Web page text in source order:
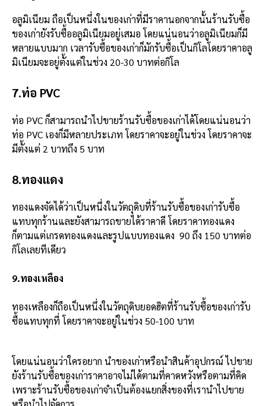
อลูมิเนียม ถือเป็นหนึ่งในของเก่าที่มีราคานอกจากนั้นร้านรับซื้อ
ของเก่ายังรับซื้ออลูมิเนียมอยู่เสมอ โดยแน่นอนว่าอลูมิเนียมก็มี
หลายแบบมาก เวลารับซื้อของเก่าก็มักรับซื้อเป็นกิโลโดยราคาอลู
มิเนียมจะอยู่ตั้งแต่ในช่วง 20-30 บาทต่อกิโล
7.ท่อ PVC
ท่อ PVC ก็สามารถนำไปขายร้านรับซื้อของเก่าได้โดยแน่นอนว่า
ท่อ PVC เองก็มีหลายประเภท โดยราคาจะอยู่ในช่วง โดยราคาจะ
มีตั้งแต่ 2 บาทถึง 5 บาท
8.ทองแดง
ทองแดงจัดได้ว่าเป็นหนึ่งในวัตถุดิบที่ร้านรับซื้อของเก่ารับซื้อ
แทบทุกร้านและยังสามารถขายได้ราคาดี โดยราคาทองแดง
ก็ตามแต่เกรดทองแดงและรูปแบบทองแดง 90 ถึง 150 บาทต่อ
กิโลเลยทีเดียว
9.ทองเหลือง
ทองเหลืองก็ถือเป็นหนึ่งในวัตถุดิบยอดฮิตที่ร้านรับซื้อของเก่ารับ
ซื้อแทบทุกที่ โดยราคาจะอยู่ในช่วง 50-100 บาท
โดยแน่นอนว่าใครอยาก นำของเก่าหรือนำสินค้าอุปกรณ์ ไปขาย
ยังร้านรับซื้อของเก่าราคาอาจไม่ได้ตามที่คาดหวังหรือตามที่คิด
เพราะร้านรับซื้อของเก่าจำเป็นต้องแยกสิ่งของที่เรานำไปขาย